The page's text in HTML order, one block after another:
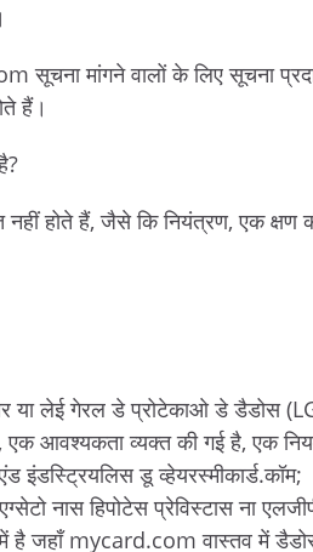
मांगने वालों के लिए सूचना
हैं।
नहीं होते हैं, जैसे कि नियंत्रण, एक
या लेई गेरल डे प्रोटेकाओ डे डैडोस
एक आवश्यकता व्यक्त की गई है, एक
डू व्हेयरस्मीकार्ड.कॉम;
नास हिपोटेस प्रेविस्टास ना
जहाँ mycard.com वास्तव में